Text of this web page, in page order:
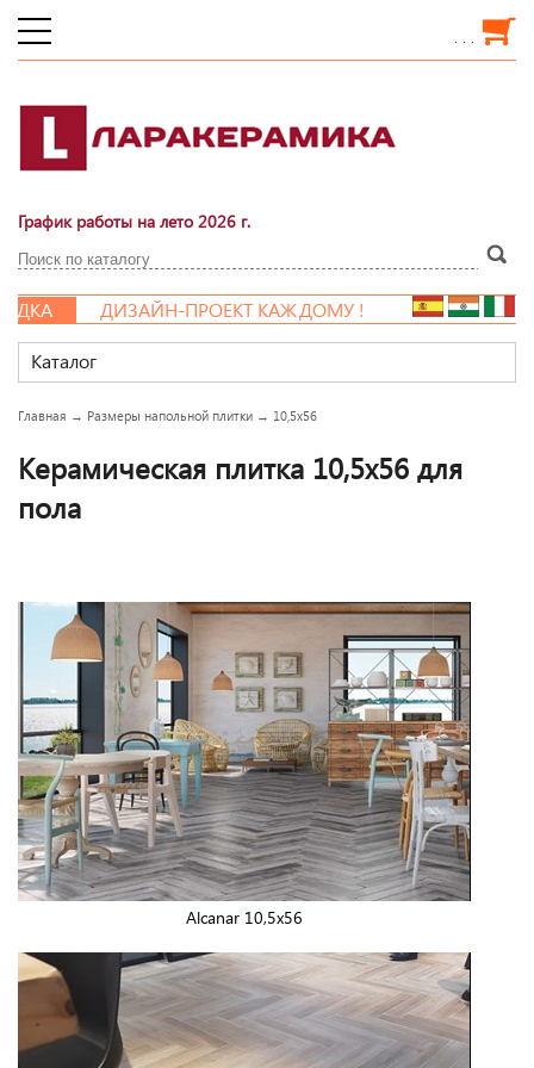
. . .
График работы на лето 2026 г.
ДИЗАЙН-ПРОЕКТ КАЖДОМУ !
Каталог
Главная → Размеры напольной плитки → 10,5x56
Керамическая плитка 10,5x56 для
пола
Alcanar 10,5x56